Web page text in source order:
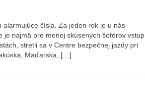
alarmujúce čísla. Za jeden rok je u nás
najmä pre menej skúsených šoférov vstup
stretli sa v Centre bezpečnej jazdy pri
Maďarska, […]